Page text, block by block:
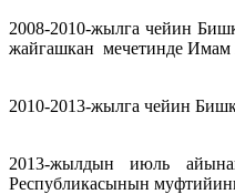
2008-2010-жылга чейин
жайгашкан мечетинде Имам
2010-2013-жылга чейин
2013-жылдын июль
Республикасынын